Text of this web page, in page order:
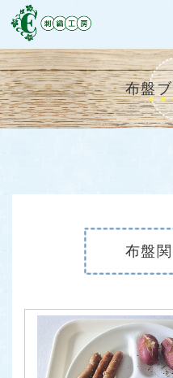
布盤
布盤